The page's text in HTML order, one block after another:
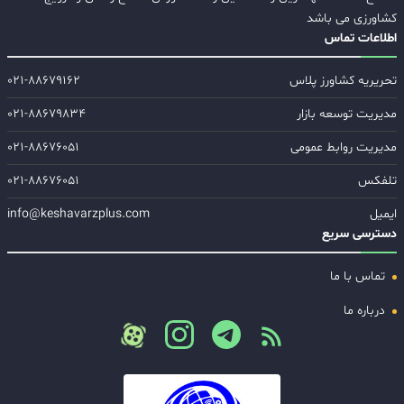
کشاورزی می باشد
اطلاعات تماس
تحریریه کشاورز پلاس
۰۲۱-۸۸۶۷۹۱۶۲
مدیریت توسعه بازار
۰۲۱-۸۸۶۷۹۸۳۴
مدیریت روابط عمومی
۰۲۱-۸۸۶۷۶۰۵۱
تلفکس
۰۲۱-۸۸۶۷۶۰۵۱
ایمیل
info@keshavarzplus.com
دسترسی سریع
تماس با ما
درباره ما